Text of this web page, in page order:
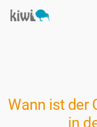
Wann ist der
in